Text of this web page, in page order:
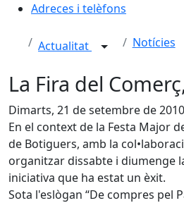
Adreces i telèfons
Actualitat Notícies
La Fira del
Dimarts, 21 de setembre de 2010
En el context de la Festa Major
de Botiguers, amb la
organitzar dissabte i diumenge
iniciativa que ha estat un èxit.
Sota l'eslògan “De compres pel